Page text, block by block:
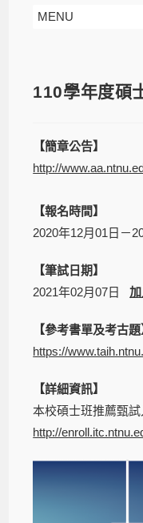
MENU
110學年度碩
【簡章公告】
http://
【報名時間】
2020年12月01日－
【筆試日期】
2021年02月07日
【參考書單及考古題
https://
【詳細資訊】
本校碩士班推薦甄試
http://